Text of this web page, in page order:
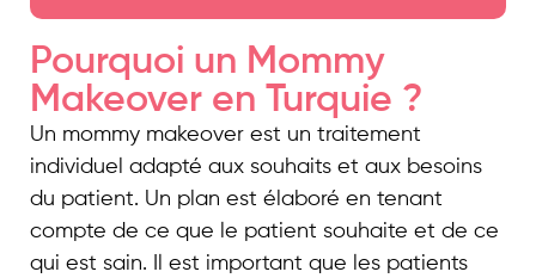
Pourquoi un Mommy
Makeover en Turquie ?
Un mommy makeover est un traitement
individuel adapté aux souhaits et aux besoins
du patient. Un plan est élaboré en tenant
compte de ce que le patient souhaite et de ce
qui est sain. Il est important que les patients